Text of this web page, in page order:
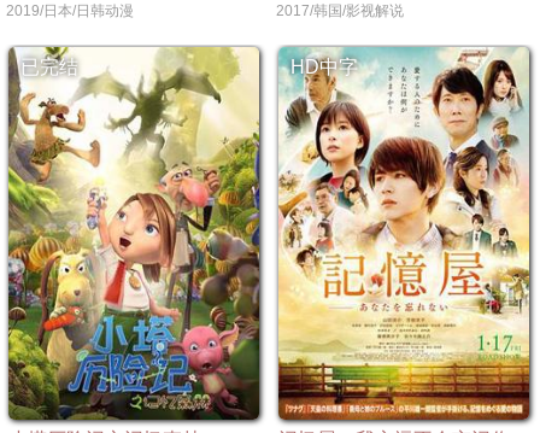
2019/日本/日韩动漫 2017/韩国/影视解说
已完结 HD中字